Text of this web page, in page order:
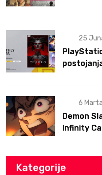
25
6
Demon
Infinity
Kategorije